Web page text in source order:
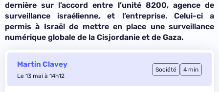
dernière sur l’accord entre l’unité 8200, agence de
surveillance israélienne, et l’entreprise. Celui-ci a
permis à Israël de mettre en place une surveillance
numérique globale de la Cisjordanie et de Gaza.
Martin Clavey
Le 13 mai à 14h12
Société 4 min